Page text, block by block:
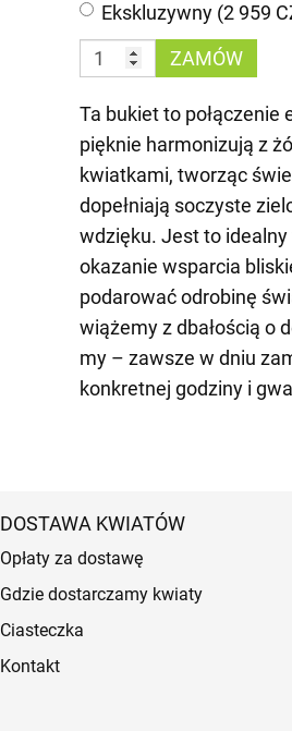
Ekskluzywny (2 959
ZAMÓW
Ta bukiet to połączenie
pięknie harmonizują z
kwiatkami, tworząc
dopełniają soczyste
wdzięku. Jest to
okazanie wsparcia
podarować odrobinę
wiążemy z dbałością o
my – zawsze w dniu
konkretnej godziny i
DOSTAWA KWIATÓW
Opłaty za dostawę
Gdzie dostarczamy kwiaty
Ciasteczka
Kontakt